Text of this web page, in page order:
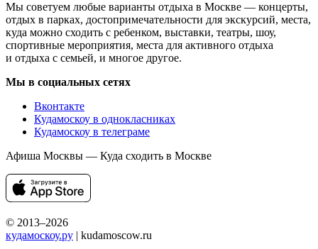
Мы советуем любые варианты отдыха в Москве — концерты,
отдых в парках, достопримечательности для экскурсий, места,
куда можно сходить с ребенком, выставки, театры, шоу,
спортивные мероприятия, места для активного отдыха
и отдыха с семьей, и многое другое.
Мы в социальных сетях
Вконтакте
Кудамоскоу в однокласниках
Кудамоскоу в телеграме
Афиша Москвы — Куда сходить в Москве
© 2013–2026
кудамоскоу.ру | kudamoscow.ru